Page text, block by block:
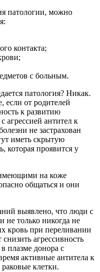
патологии, можно
контакта;
с больным.
патология? Никак.
если от родителей
к развитию
агрессией антител к
не застрахован
иметь скрытую
которая проявится у
на коже
общаться и они
выявлено, что люди с
не только никогда не
кровь при переливании
агрессивность
плазме донора с
активные антитела к
клетки.